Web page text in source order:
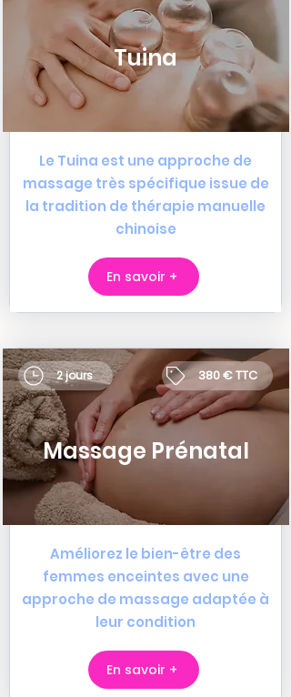
Tuina
Le Tuina est une approche de
massage très spécifique issue de
la tradition de thérapie manuelle
chinoise
En savoir +
Massage Prénatal
2 jours 380 € TTC
Améliorez le bien-être des
femmes enceintes avec une
approche de massage adaptée à
leur condition
En savoir +